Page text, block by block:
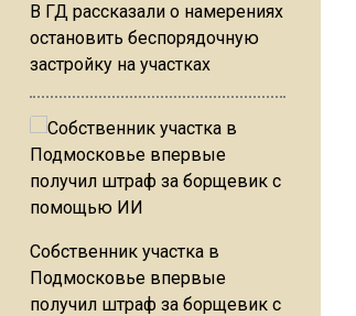
В ГД рассказали о намерениях
остановить беспорядочную
застройку на участках
Собственник участка в
Подмосковье впервые
получил штраф за борщевик с